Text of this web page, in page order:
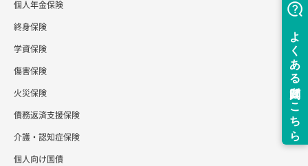
個人年金保険
終身保険
学資保険
傷害保険
火災保険
債務返済支援保険
介護・認知症保険
個人向け国債